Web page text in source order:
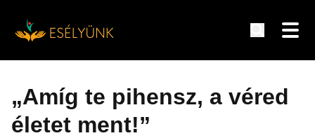
tartalomra
„Amíg te pihensz, a véred
életet ment!”